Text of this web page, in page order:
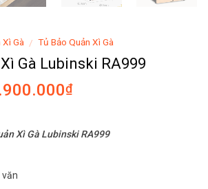
Gà / Tủ Bảo Quản Xì Gà
Gà Lubinski RA999
₫
Xì Gà Lubinski RA999
văn